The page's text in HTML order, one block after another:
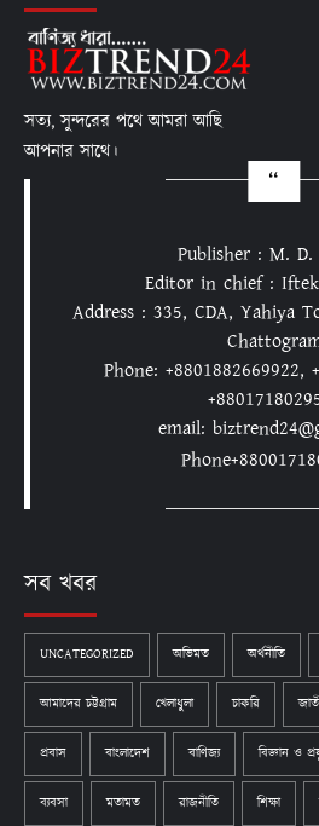
সত্য, সুন্দরের পথে আমরা আছি
আপনার সাথে।
Publisher : M.
Editor in chief :
Address : 335, CDA, Yahiya
Phone: +8801882669922,
email:
সব খবর
UNCATEGORIZED অভিমত অর্থনীতি
আমাদের চট্টগ্রাম খেলাধুলা চাকরি
প্রবাস বাংলাদেশ বাণিজ্য বিজ্ঞান ও
ব্যবসা মতামত রাজনীতি শিক্ষা